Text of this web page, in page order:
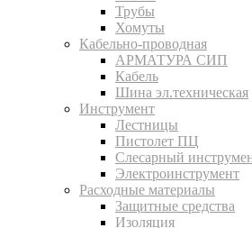
Трубы
Хомуты
Кабельно-проводная
АРМАТУРА СИП
Кабель
Шина эл.техническая
Инструмент
Лестницы
Пистолет ПЦ
Слесарный
Электроинструмент
Расходные материалы
Защитные средства
Изоляция